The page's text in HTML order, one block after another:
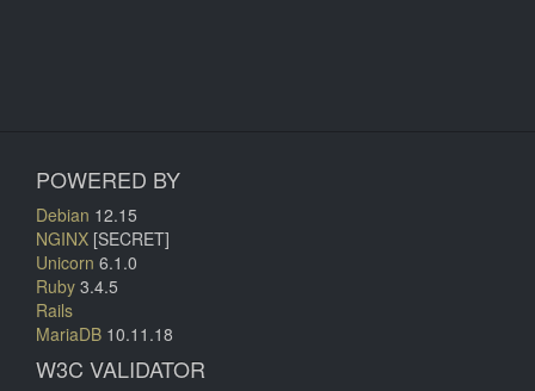
POWERED BY
Debian 12.15
NGINX [SECRET]
Unicorn 6.1.0
Ruby 3.4.5
Rails
MariaDB 10.11.18
W3C VALIDATOR